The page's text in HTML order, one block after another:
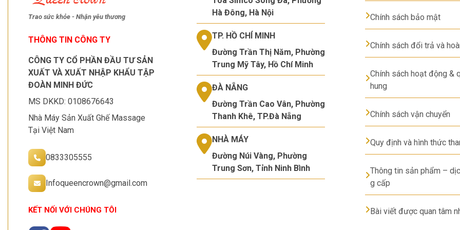
Trao sức khỏe - Nhận yêu thương
THÔNG TIN CÔNG TY
CÔNG TY CỔ PHẦN ĐẦU TƯ SẢN
XUẤT VÀ XUẤT NHẬP KHẨU TẬP
ĐOÀN MINH ĐỨC
MS DKKD: 0108676643
Nhà Máy Sản Xuất Ghế Massage
Tại Việt Nam
0833305555
Infoqueencrown@gmail.com
KẾT NỐI VỚI CHÚNG TÔI
Hà Đông, Hà Nội
TP. HỒ CHÍ MINH
Đường Trần Thị Năm, Phường
Trung Mỹ Tây, Hồ Chí Minh
ĐÀ NẴNG
Đường Trần Cao Vân, Phường
Thanh Khê, TP.Đà Nẵng
NHÀ MÁY
Đường Núi Vàng, Phường
Trung Sơn, Tỉnh Ninh Bình
Chính sách bảo mật
Chính sách đổi trả và
Chính sách hoạt động &
hung
Chính sách vận chuyển
Quy định và hình thức
Thông tin sản phẩm –
g cấp
Bài viết được quan tâm